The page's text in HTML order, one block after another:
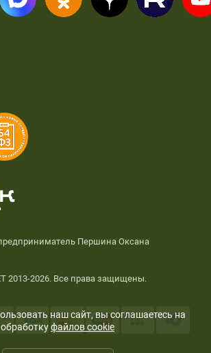
Першина Оксана
2013-2026. Все права защищены.
наш сайт, вы соглашаетесь на
обработкуфайлов cookie